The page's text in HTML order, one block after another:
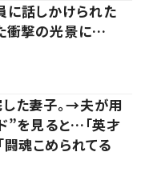
話しかけられた
衝撃の光景に…
た妻子。→夫が用
”を見ると…「英才
魂こめられてる